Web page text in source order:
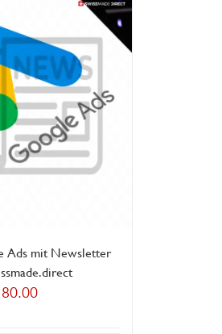
Ads mit Newsletter